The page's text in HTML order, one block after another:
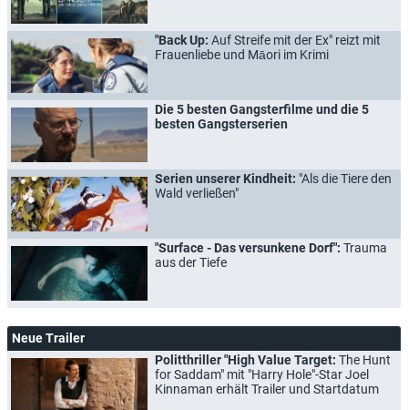
"Back Up: Auf Streife mit der Ex" reizt mit
Frauenliebe und Māori im Krimi
Die 5 besten Gangsterfilme und die 5
besten Gangsterserien
Serien unserer Kindheit: "Als die Tiere den
Wald verließen"
"Surface - Das versunkene Dorf": Trauma
aus der Tiefe
Neue Trailer
Politthriller "High Value Target: The Hunt
for Saddam" mit "Harry Hole"-Star Joel
Kinnaman erhält Trailer und Startdatum